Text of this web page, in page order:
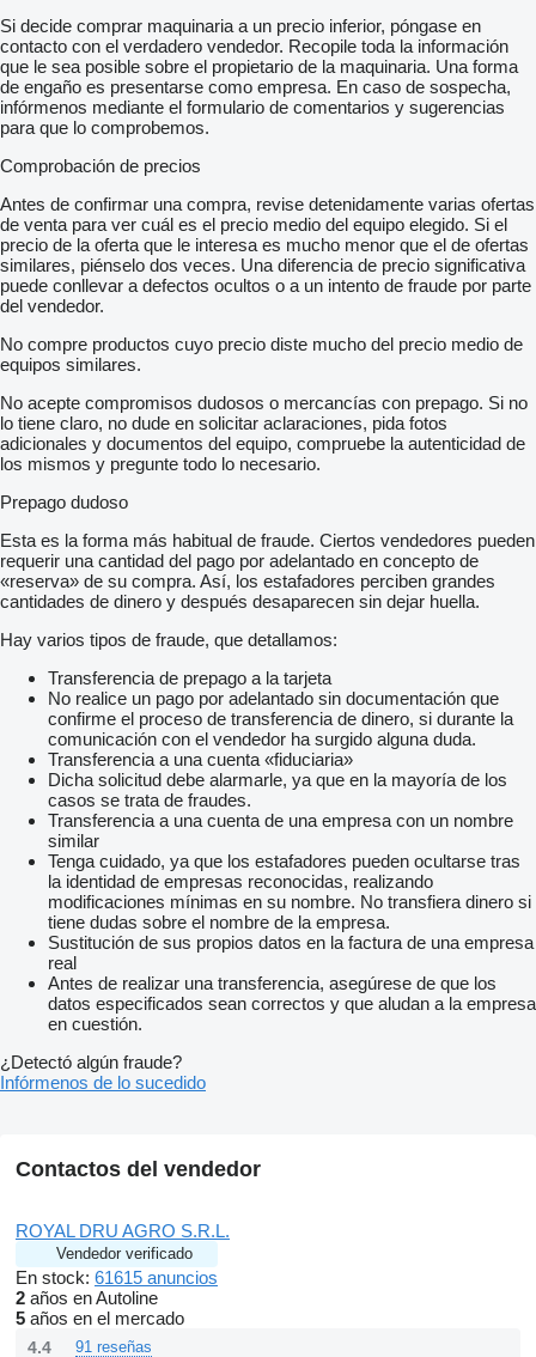
Si decide comprar maquinaria a un precio inferior, póngase en
contacto con el verdadero vendedor. Recopile toda la información
que le sea posible sobre el propietario de la maquinaria. Una forma
de engaño es presentarse como empresa. En caso de sospecha,
infórmenos mediante el formulario de comentarios y sugerencias
para que lo comprobemos.
Comprobación de precios
Antes de confirmar una compra, revise detenidamente varias ofertas
de venta para ver cuál es el precio medio del equipo elegido. Si el
precio de la oferta que le interesa es mucho menor que el de ofertas
similares, piénselo dos veces. Una diferencia de precio significativa
puede conllevar a defectos ocultos o a un intento de fraude por parte
del vendedor.
No compre productos cuyo precio diste mucho del precio medio de
equipos similares.
No acepte compromisos dudosos o mercancías con prepago. Si no
lo tiene claro, no dude en solicitar aclaraciones, pida fotos
adicionales y documentos del equipo, compruebe la autenticidad de
los mismos y pregunte todo lo necesario.
Prepago dudoso
Esta es la forma más habitual de fraude. Ciertos vendedores pueden
requerir una cantidad del pago por adelantado en concepto de
«reserva» de su compra. Así, los estafadores perciben grandes
cantidades de dinero y después desaparecen sin dejar huella.
Hay varios tipos de fraude, que detallamos:
Transferencia de prepago a la tarjeta
No realice un pago por adelantado sin documentación que
confirme el proceso de transferencia de dinero, si durante la
comunicación con el vendedor ha surgido alguna duda.
Transferencia a una cuenta «fiduciaria»
Dicha solicitud debe alarmarle, ya que en la mayoría de los
casos se trata de fraudes.
Transferencia a una cuenta de una empresa con un nombre
similar
Tenga cuidado, ya que los estafadores pueden ocultarse tras
la identidad de empresas reconocidas, realizando
modificaciones mínimas en su nombre. No transfiera dinero si
tiene dudas sobre el nombre de la empresa.
Sustitución de sus propios datos en la factura de una empresa
real
Antes de realizar una transferencia, asegúrese de que los
datos especificados sean correctos y que aludan a la empresa
en cuestión.
¿Detectó algún fraude?
Infórmenos de lo sucedido
Contactos del vendedor
ROYAL DRU AGRO S.R.L.
Vendedor verificado
En stock: 61615 anuncios
2 años en Autoline
5 años en el mercado
4.4 91 reseñas